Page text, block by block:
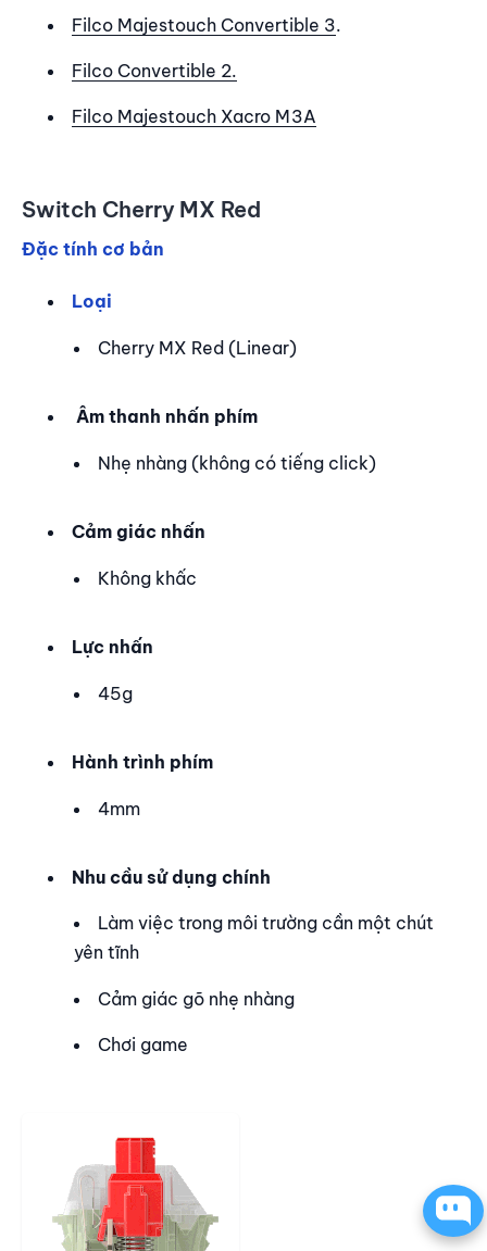
Filco Majestouch Convertible 3.
Filco Convertible 2.
Filco Majestouch Xacro M3A
Switch Cherry MX Red
Đặc tính cơ bản
Loại
Cherry MX Red (Linear)
Âm thanh nhấn phím
Nhẹ nhàng (không có tiếng click)
Cảm giác nhấn
Không khấc
Lực nhấn
45g
Hành trình phím
4mm
Nhu cầu sử dụng chính
Làm việc trong môi trường cần một chút
yên tĩnh
Cảm giác gõ nhẹ nhàng
Chơi game